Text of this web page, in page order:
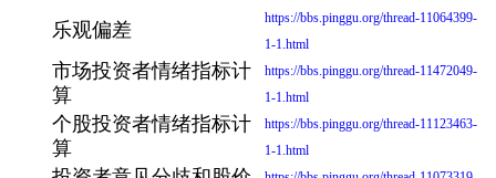
乐观偏差
https://bbs.pinggu.org/thread-11064399-
1-1.html
市场投资者情绪指标计
算
https://bbs.pinggu.org/thread-11472049-
1-1.html
个股投资者情绪指标计
算
https://bbs.pinggu.org/thread-11123463-
1-1.html